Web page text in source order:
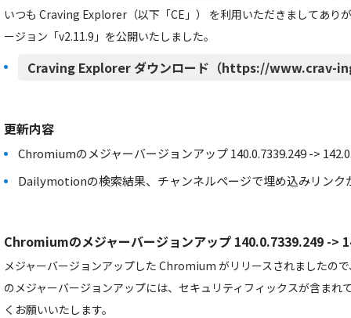
いつも Craving Explorer（以下「CE」） を利用いただきましてあり
ージョン「v2.11.9」を公開いたしました。
Craving Explorer ダウンロード（https://www.crav-
更新内容
Chromiumのメジャーバージョンアップ 140.0.7339.249 ->
Dailymotionの検索結果、チャンネルページで埋め込みリンク
Chromiumのメジャーバージョンアップ 140.0.7339.249 ->
メジャーバージョンアップした Chromium がリリースされましたの
のメジャーバージョンアップには、セキュリティフィックスが含まれ
くお願いいたします。